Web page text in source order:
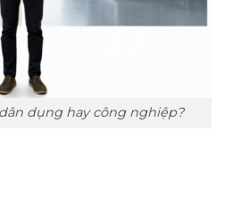
dụng hay công nghiệp?